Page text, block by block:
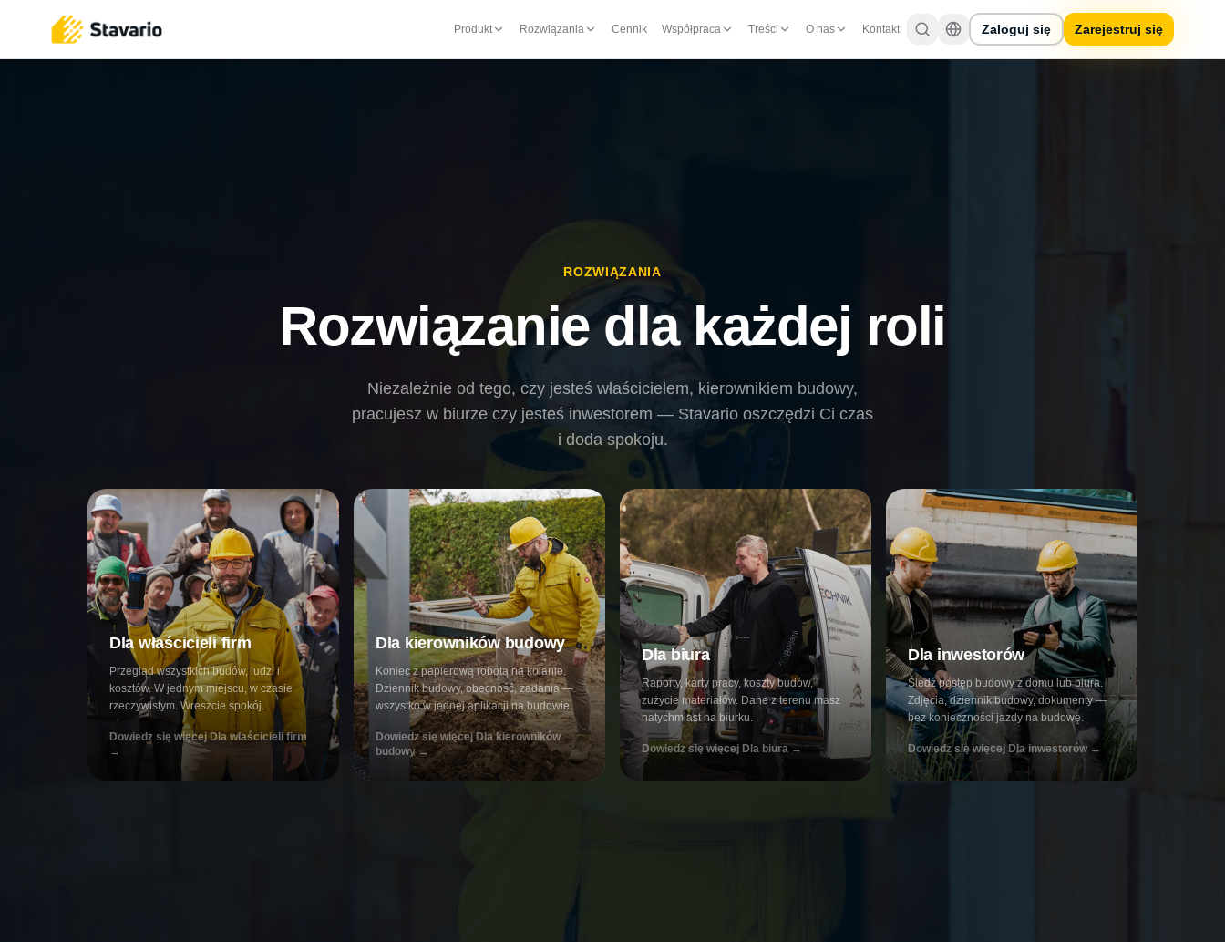
Produkt Rozwiązania Cennik Współpraca Treści O nas Kontakt Zaloguj się Zarejestruj się
ROZWIĄZANIA
Rozwiązanie dla każdej roli
Niezależnie od tego, czy jesteś właścicielem, kierownikiem budowy,
pracujesz w biurze czy jesteś inwestorem — Stavario oszczędzi Ci czas
i doda spokoju.
Dla właścicieli firm
Przegląd wszystkich budów, ludzi i
kosztów. W jednym miejscu, w czasie
rzeczywistym. Wreszcie spokój.
Dowiedz się więcej Dla właścicieli firm
→
Dla kierowników budowy
Koniec z papierową robotą na kolanie.
Dziennik budowy, obecność, zadania —
wszystko w jednej aplikacji na budowie.
Dowiedz się więcej Dla kierowników
budowy→
Dla biura
Raporty, karty pracy, koszty budów,
zużycie materiałów. Dane z terenu masz
natychmiast na biurku.
Dowiedz się więcej Dla biura→
Dla inwestorów
Śledź postęp budowy z domu lub biura.
Zdjęcia, dziennik budowy, dokumenty —
bez konieczności jazdy na budowę.
Dowiedz się więcej Dla inwestorów→